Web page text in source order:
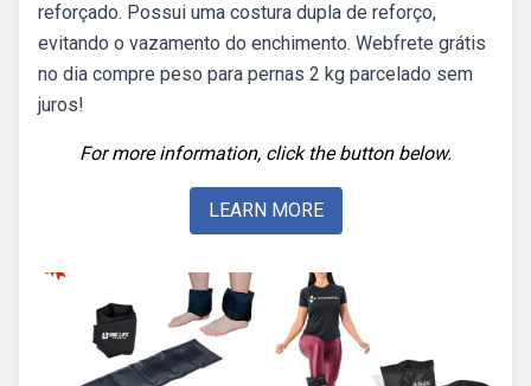
reforçado. Possui uma costura dupla de reforço,
evitando o vazamento do enchimento. Webfrete grátis
no dia compre peso para pernas 2 kg parcelado sem
juros!
For more information, click the button below.
LEARN MORE